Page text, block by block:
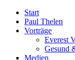
Zum
Inhalt
springen
Start
Paul Thelen
Vorträge
Everest
Gesund
Medien